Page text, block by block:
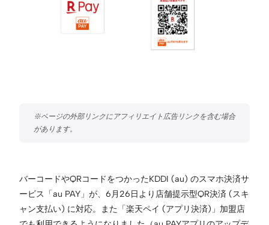
バーコードやQRコードをつかったKDDI (au) のスマホ決済サ
ービス「au PAY」が、6月26日より店舗提示型QR決済 (スキ
ャン支払い) に対応。また「楽天ペイ (アプリ決済)」加盟店